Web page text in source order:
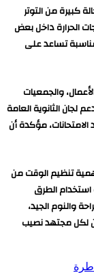
كبيرة من التوتر
الحرارة داخل بعض
تساعد على
والجمعيات
الثانوية العامة
مؤكدة أن
تنظيم الوقت من
الطرق
والنوم الجيد،
لكل مجتهد نصيب